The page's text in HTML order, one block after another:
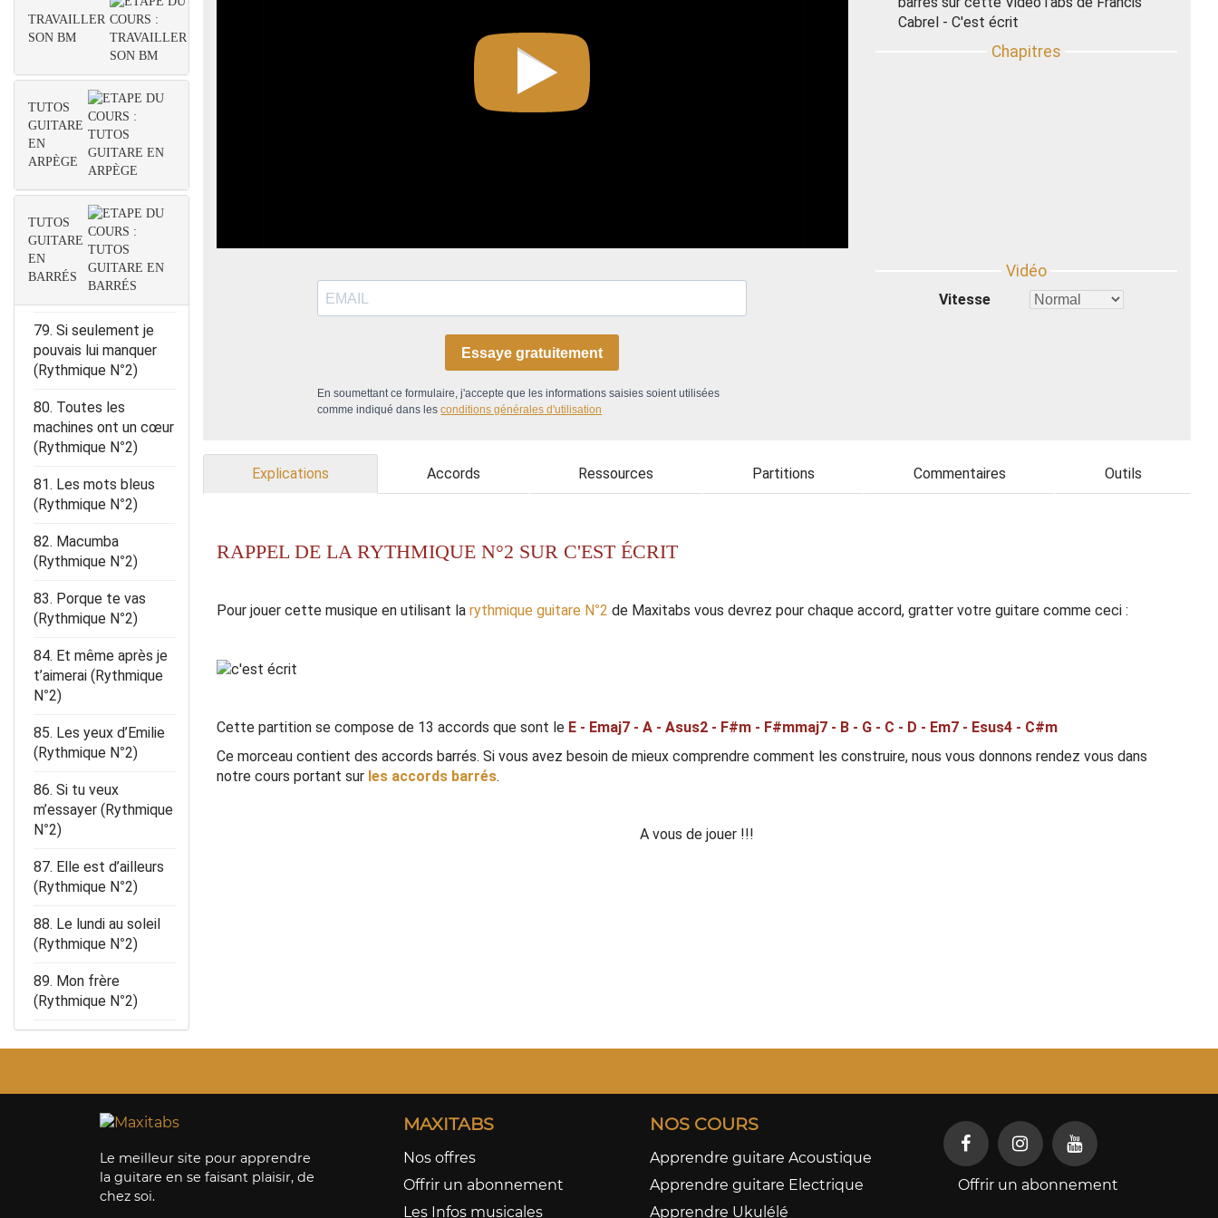
Essaye gratuitement
En soumettant ce formulaire, j'accepte que les informations saisies soient utilisées
comme indiqué dans lesconditions générales d'utilisation
Cabrel - C'est écrit
Vitesse
Explications Accords Ressources Partitions Commentaires Outils
RAPPEL DE LA RYTHMIQUE N°2 SUR C'EST ÉCRIT
Pour jouer cette musique en utilisant la rythmique guitare N°2 de Maxitabs vous devrez pour chaque accord, gratter votre guitare comme ceci :
Cette partition se compose de 13 accords que sont le E - Emaj7 - A - Asus2 - F#m - F#mmaj7 - B - G - C - D - Em7 - Esus4 - C#m
Ce morceau contient des accords barrés. Si vous avez besoin de mieux comprendre comment les construire, nous vous donnons rendez vous dans
notre cours portant sur les accords barrés.
A vous de jouer !!!
TRAVAILLER
SON BM
TUTOS
GUITARE
EN
ARPÈGE
TUTOS
GUITARE
EN
BARRÉS
(Rythmique N°2)
74. Évidemment
(Rythmique N°2)
75. Ta marinière
(rythmique N°2)
76. Roxanne
(Rythmique N°2)
77. Déjeuner en paix
(Rythmique N°2)
78. Pour un flirt
(Rythmique N°2)
79. Si seulement je
pouvais lui manquer
(Rythmique N°2)
80. Toutes les
machines ont un cœur
(Rythmique N°2)
81. Les mots bleus
(Rythmique N°2)
82. Macumba
(Rythmique N°2)
83. Porque te vas
(Rythmique N°2)
84. Et même après je
t’aimerai (Rythmique
N°2)
85. Les yeux d’Emilie
(Rythmique N°2)
86. Si tu veux
m’essayer (Rythmique
N°2)
87. Elle est d’ailleurs
(Rythmique N°2)
88. Le lundi au soleil
(Rythmique N°2)
89. Mon frère
(Rythmique N°2)
91. La dernière
séance (Rythmique
92. 4 mots sur un
piano (Rythmique N°2)
Le meilleur site pour apprendre
la guitare en se faisant plaisir, de
chez soi.
MAXITABS
Nos offres
Offrir un abonnement
Les Infos musicales
NOS COURS
Apprendre guitare Acoustique
Apprendre guitare Electrique
Apprendre Ukulélé
Offrir un abonnement